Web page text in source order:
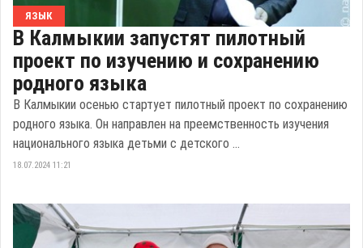
ЯЗЫК
В Калмыкии запустят пилотный
проект по изучению и сохранению
родного языка
В Калмыкии осенью стартует пилотный проект по сохранению
родного языка. Он направлен на преемственность изучения
национального языка детьми с детского ...
18.07.2024 11:21